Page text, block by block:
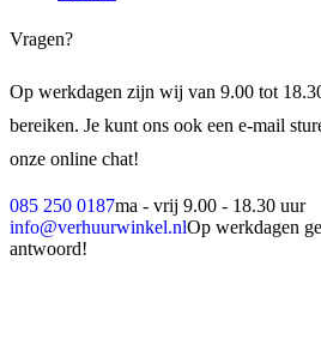
Vragen?
Op werkdagen zijn wij van 9.00 tot
bereiken. Je kunt ons ook een e-mail
onze online chat!
085 250 0187ma - vrij 9.00 - 18.30 uur
info@verhuurwinkel.nlOp werkdagen
antwoord!